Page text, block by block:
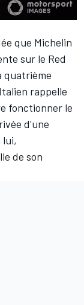
que Michelin
sur le Red
quatrième
rappelle
fonctionner le
d'une
de son